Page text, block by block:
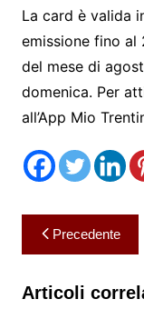
La card è valida
emissione fino al
del mese di
domenica. Per
all’App Mio
Navigazione
articoli
Precedente
Articoli